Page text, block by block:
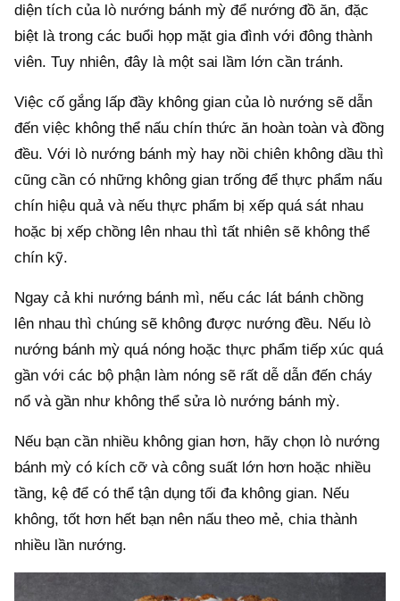
diện tích của lò nướng bánh mỳ để nướng đồ ăn, đặc
biệt là trong các buổi họp mặt gia đình với đông thành
viên. Tuy nhiên, đây là một sai lầm lớn cần tránh.
Việc cố gắng lấp đầy không gian của lò nướng sẽ dẫn
đến việc không thể nấu chín thức ăn hoàn toàn và đồng
đều. Với lò nướng bánh mỳ hay nồi chiên không dầu thì
cũng cần có những không gian trống để thực phẩm nấu
chín hiệu quả và nếu thực phẩm bị xếp quá sát nhau
hoặc bị xếp chồng lên nhau thì tất nhiên sẽ không thể
chín kỹ.
Ngay cả khi nướng bánh mì, nếu các lát bánh chồng
lên nhau thì chúng sẽ không được nướng đều. Nếu lò
nướng bánh mỳ quá nóng hoặc thực phẩm tiếp xúc quá
gần với các bộ phận làm nóng sẽ rất dễ dẫn đến cháy
nổ và gần như không thể sửa lò nướng bánh mỳ.
Nếu bạn cần nhiều không gian hơn, hãy chọn lò nướng
bánh mỳ có kích cỡ và công suất lớn hơn hoặc nhiều
tầng, kệ để có thể tận dụng tối đa không gian. Nếu
không, tốt hơn hết bạn nên nấu theo mẻ, chia thành
nhiều lần nướng.